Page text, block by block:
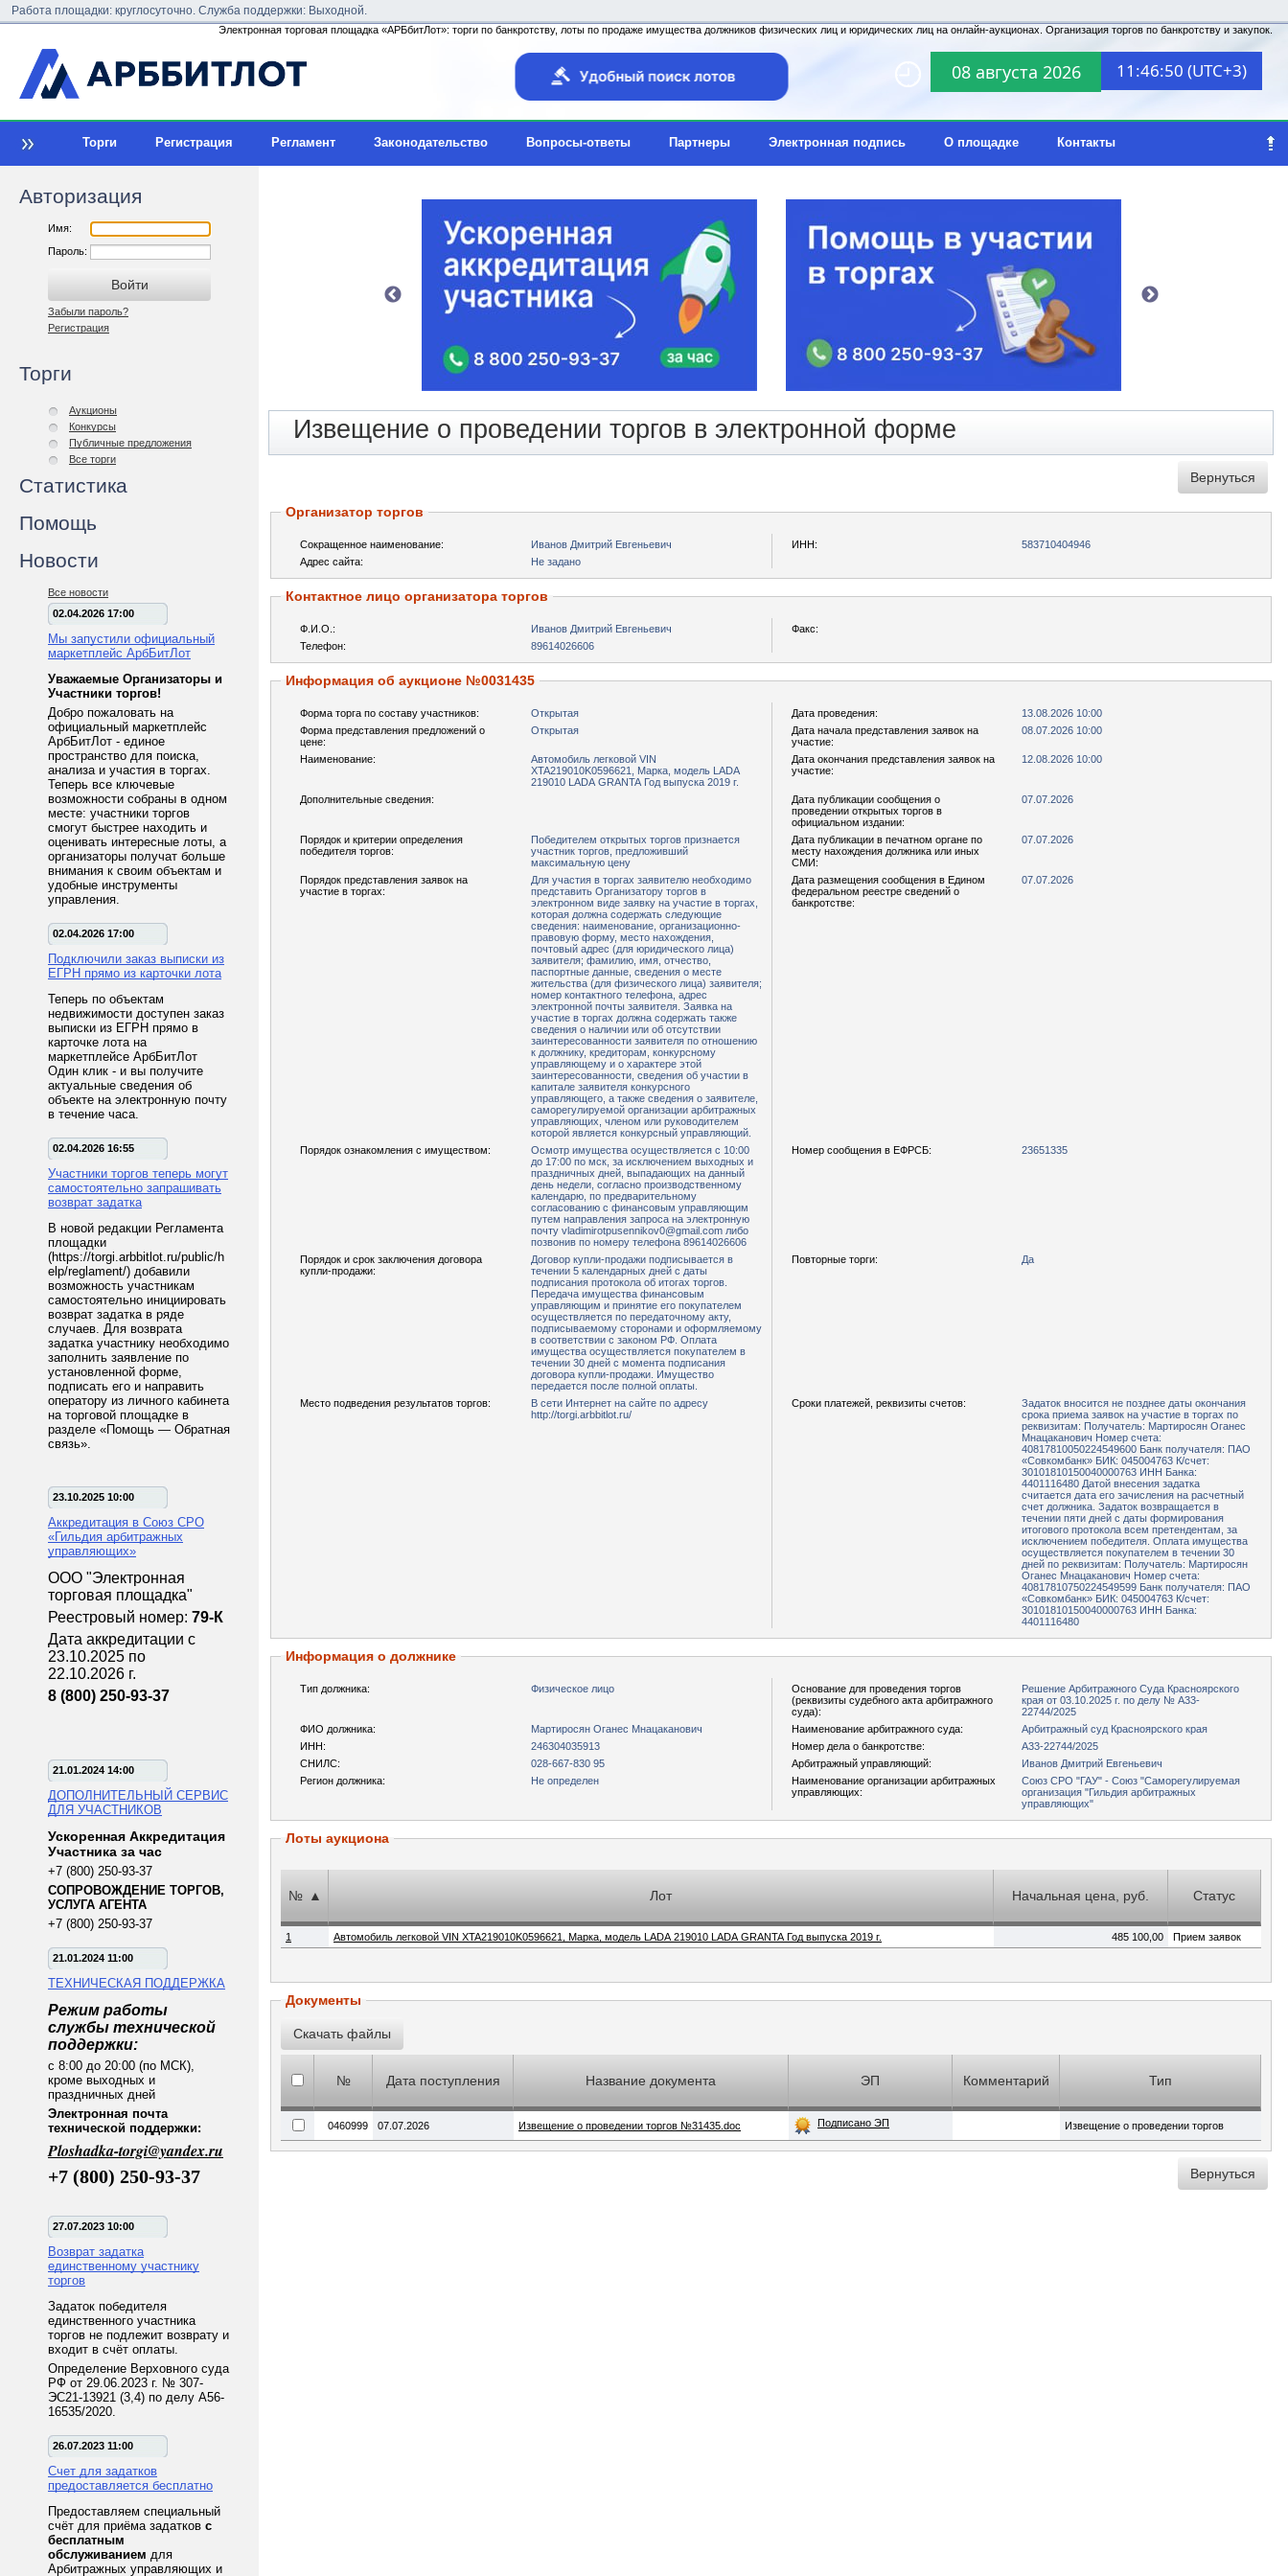
08 августа 2026 11:46:50 (UTC+3)
Работа площадки: круглосуточно. Служба поддержки: Выходной.
Электронная торговая площадка «АРБбитЛот»: торги по банкротству, лоты по продаже имущества должников физических лиц и юридических лиц на онлайн-аукционах. Организация торгов по банкротству и закупок.
Торги Регистрация Регламент Законодательство Вопросы-ответы Партнеры Электронная подпись О площадке Контакты
Авторизация
Имя:
Пароль:
Забыли пароль?
Регистрация
Торги
Аукционы
Конкурсы
Публичные предложения
Все торги
Статистика
Помощь
Новости
Все новости
02.04.2026 17:00
Мы запустили официальный
маркетплейс АрбБитЛот
Уважаемые Организаторы и
Участники торгов!
Добро пожаловать на
официальный маркетплейс
АрбБитЛот - единое
пространство для поиска,
анализа и участия в торгах.
Теперь все ключевые
возможности собраны в одном
месте: участники торгов
смогут быстрее находить и
оценивать интересные лоты, а
организаторы получат больше
внимания к своим объектам и
удобные инструменты
управления.
02.04.2026 17:00
Подключили заказ выписки из
ЕГРН прямо из карточки лота
Теперь по объектам
недвижимости доступен заказ
выписки из ЕГРН прямо в
карточке лота на
маркетплейсе АрбБитЛот
Один клик - и вы получите
актуальные сведения об
объекте на электронную почту
в течение часа.
02.04.2026 16:55
Участники торгов теперь могут
самостоятельно запрашивать
возврат задатка
В новой редакции Регламента
площадки
(https://torgi.arbbitlot.ru/public/h
elp/reglament/) добавили
возможность участникам
самостоятельно инициировать
возврат задатка в ряде
случаев. Для возврата
задатка участнику необходимо
заполнить заявление по
установленной форме,
подписать его и направить
оператору из личного кабинета
на торговой площадке в
разделе «Помощь — Обратная
связь».
23.10.2025 10:00
Аккредитация в Союз СРО
«Гильдия арбитражных
управляющих»
ООО "Электронная
торговая площадка"
Реестровый номер: 79-К
Дата аккредитации с
23.10.2025 по
22.10.2026 г.
8 (800) 250-93-37
21.01.2024 14:00
ДОПОЛНИТЕЛЬНЫЙ СЕРВИС
ДЛЯ УЧАСТНИКОВ
Ускоренная Аккредитация
Участника за час
+7 (800) 250-93-37
СОПРОВОЖДЕНИЕ ТОРГОВ,
УСЛУГА АГЕНТА
+7 (800) 250-93-37
21.01.2024 11:00
ТЕХНИЧЕСКАЯ ПОДДЕРЖКА
Режим работы
службы технической
поддержки:
с 8:00 до 20:00 (по МСК),
кроме выходных и
праздничных дней
Электронная почта
технической поддержки:
Ploshadka-torgi@yandex.ru
+7 (800) 250-93-37
27.07.2023 10:00
Возврат задатка
единственному участнику
торгов
Задаток победителя
единственного участника
торгов не подлежит возврату и
входит в счёт оплаты.
Определение Верховного суда
РФ от 29.06.2023 г. № 307-
ЭС21-13921 (3,4) по делу А56-
16535/2020.
26.07.2023 11:00
Счет для задатков
предоставляется бесплатно
Предоставляем специальный
счёт для приёма задатков с
бесплатным
обслуживанием для
Арбитражных управляющих и
Извещение о проведении торгов в электронной форме
Организатор торгов
Сокращенное наименование: Иванов Дмитрий Евгеньевич ИНН:
583710404946
Адрес сайта:
Не задано
Контактное лицо организатора торгов
Ф.И.О.: Иванов Дмитрий Евгеньевич
Факс:
Телефон:
89614026606
Информация об аукционе №0031435
Форма торга по составу участников: Открытая Дата проведения:
13.08.2026 10:00
Форма представления предложений о
цене:
Открытая
Дата начала представления заявок на
участие:
08.07.2026 10:00
Наименование:
Автомобиль легковой VIN
XTA219010K0596621, Марка, модель LADA
219010 LADA GRANTA Год выпуска 2019 г.
Дата окончания представления заявок на
участие:
12.08.2026 10:00
Дополнительные сведения:
Дата публикации сообщения о
проведении открытых торгов в
официальном издании:
07.07.2026
Порядок и критерии определения
победителя торгов:
Победителем открытых торгов признается
участник торгов, предложивший
максимальную цену
Дата публикации в печатном органе по
месту нахождения должника или иных
СМИ:
07.07.2026
Порядок представления заявок на
участие в торгах:
Для участия в торгах заявителю необходимо
представить Организатору торгов в
электронном виде заявку на участие в торгах,
которая должна содержать следующие
сведения: наименование, организационно-
правовую форму, место нахождения,
почтовый адрес (для юридического лица)
заявителя; фамилию, имя, отчество,
паспортные данные, сведения о месте
жительства (для физического лица) заявителя;
номер контактного телефона, адрес
электронной почты заявителя. Заявка на
участие в торгах должна содержать также
сведения о наличии или об отсутствии
заинтересованности заявителя по отношению
к должнику, кредиторам, конкурсному
управляющему и о характере этой
заинтересованности, сведения об участии в
капитале заявителя конкурсного
управляющего, а также сведения о заявителе,
саморегулируемой организации арбитражных
управляющих, членом или руководителем
которой является конкурсный управляющий.
Дата размещения сообщения в Едином
федеральном реестре сведений о
банкротстве:
07.07.2026
Порядок ознакомления с имуществом:
Осмотр имущества осуществляется с 10:00
до 17:00 по мск, за исключением выходных и
праздничных дней, выпадающих на данный
день недели, согласно производственному
календарю, по предварительному
согласованию с финансовым управляющим
путем направления запроса на электронную
почту vladimirotpusennikov0@gmail.​com либо
позвонив по номеру телефона 89614026606
Номер сообщения в ЕФРСБ: 23651335
Порядок и срок заключения договора
купли-продажи:
Договор купли-продажи подписывается в
течении 5 календарных дней с даты
подписания протокола об итогах торгов.
Передача имущества финансовым
управляющим и принятие его покупателем
осуществляется по передаточному акту,
подписываемому сторонами и оформляемому
в соответствии с законом РФ. Оплата
имущества осуществляется покупателем в
течении 30 дней с момента подписания
договора купли-продажи. Имущество
передается после полной оплаты.
Повторные торги: Да
Место подведения результатов торгов:
В сети Интернет на сайте по адресу
http://torgi.arbbitlot.ru/
Сроки платежей, реквизиты счетов:
Задаток вносится не позднее даты окончания
срока приема заявок на участие в торгах по
реквизитам: Получатель: Мартиросян Оганес
Мнацаканович Номер счета:
40817810050224549600 Банк получателя: ПАО
«Совкомбанк» БИК: 045004763 К/счет:
30101810150040000763 ИНН Банка:
4401116480 Датой внесения задатка
считается дата его зачисления на расчетный
счет должника. Задаток возвращается в
течении пяти дней с даты формирования
итогового протокола всем претендентам, за
исключением победителя. Оплата имущества
осуществляется покупателем в течении 30
дней по реквизитам: Получатель: Мартиросян
Оганес Мнацаканович Номер счета:
40817810750224549599 Банк получателя: ПАО
«Совкомбанк» БИК: 045004763 К/счет:
30101810150040000763 ИНН Банка:
4401116480
Информация о должнике
Тип должника: Физическое лицо
Основание для проведения торгов
(реквизиты судебного акта арбитражного
суда):
Решение Арбитражного Суда Красноярского
края от 03.10.2025 г. по делу № А33-
22744/2025
ФИО должника:
Мартиросян Оганес Мнацаканович Наименование арбитражного суда:
Арбитражный суд Красноярского края
ИНН:
246304035913 Номер дела о банкротстве:
А33-22744/2025
СНИЛС:
028-667-830 95 Арбитражный управляющий:
Иванов Дмитрий Евгеньевич
Регион должника:
Не определен
Наименование организации арбитражных
управляющих:
Союз СРО "ГАУ" - Союз "Саморегулируемая
организация "Гильдия арбитражных
управляющих"
Лоты аукциона
№ ▲ Лот Начальная цена, руб. Статус
1 Автомобиль легковой VIN XTA219010K0596621, Марка, модель LADA 219010 LADA GRANTA Год выпуска 2019 г. 485 100,00 Прием заявок
Документы
№ Дата поступления Название документа ЭП Комментарий Тип
0460999 07.07.2026 Извещение о проведении торгов №31435.doc Подписано ЭП Извещение о проведении торгов